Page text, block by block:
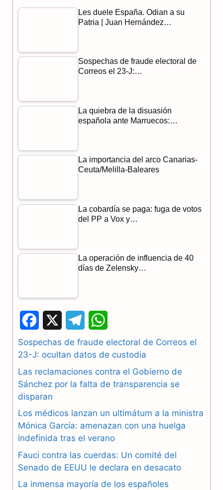
o
e
a
t
p
Les duele España. Odian a su
Patria | Juan Hernández…
Sospechas de fraude electoral de
Correos el 23-J:…
La quiebra de la disuasión
española ante Marruecos:…
La importancia del arco Canarias-
Ceuta/Melilla-Baleares
La cobardía se paga: fuga de votos
del PP a Vox y…
La operación de influencia de 40
días de Zelensky…
a
c
e
b
o
o
k
e
l
e
r
a
m
h
a
t
A
p
p
Sospechas de fraude electoral de Correos el
23-J: ocultan datos de custodia
Las reclamaciones contra el Gobierno de
Sánchez por la falta de transparencia se
disparan
Los médicos lanzan un ultimátum a la ministra
Mónica García: amenazan con una huelga
indefinida tras el verano
Fauci contra las cuerdas: Un comité del
Senado de EEUU le declara en desacato
La inmensa mayoría de los españoles